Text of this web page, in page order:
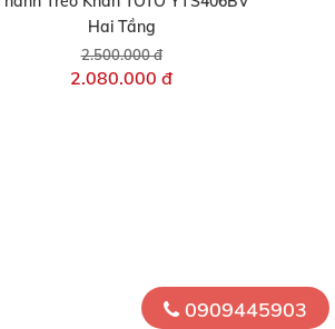
Hai Tầng
2.500.000 đ
2.080.000 đ
0909445903